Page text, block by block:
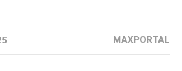
MAXPORTAL